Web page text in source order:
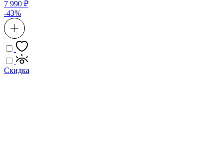
7 990 ₽
-43%
Скидка